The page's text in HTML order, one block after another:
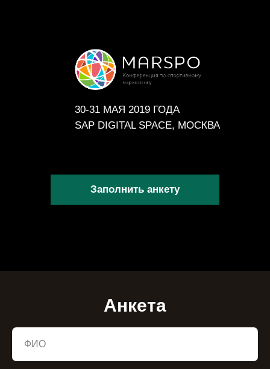
30-31 МАЯ 2019 ГОДА
SAP DIGITAL SPACE, МОСКВА
Заполнить анкету
Анкета